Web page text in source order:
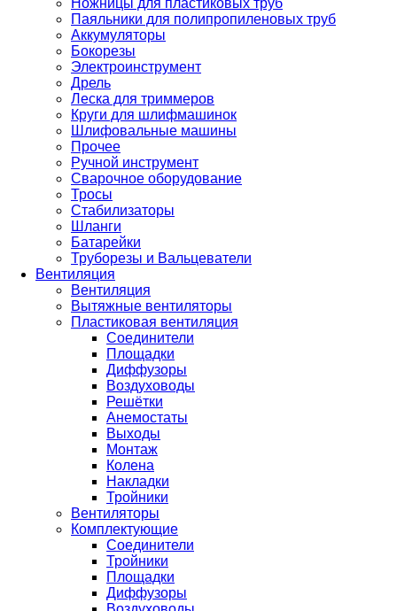
Ножницы для пластиковых труб
Паяльники для полипропиленовых труб
Аккумуляторы
Бокорезы
Электроинструмент
Дрель
Леска для триммеров
Круги для шлифмашинок
Шлифовальные машины
Прочее
Ручной инструмент
Сварочное оборудование
Тросы
Стабилизаторы
Шланги
Батарейки
Труборезы и Вальцеватели
Вентиляция
Вентиляция
Вытяжные вентиляторы
Пластиковая вентиляция
Соединители
Площадки
Диффузоры
Воздуховоды
Решётки
Анемостаты
Выходы
Монтаж
Колена
Накладки
Тройники
Вентиляторы
Комплектующие
Соединители
Тройники
Площадки
Диффузоры